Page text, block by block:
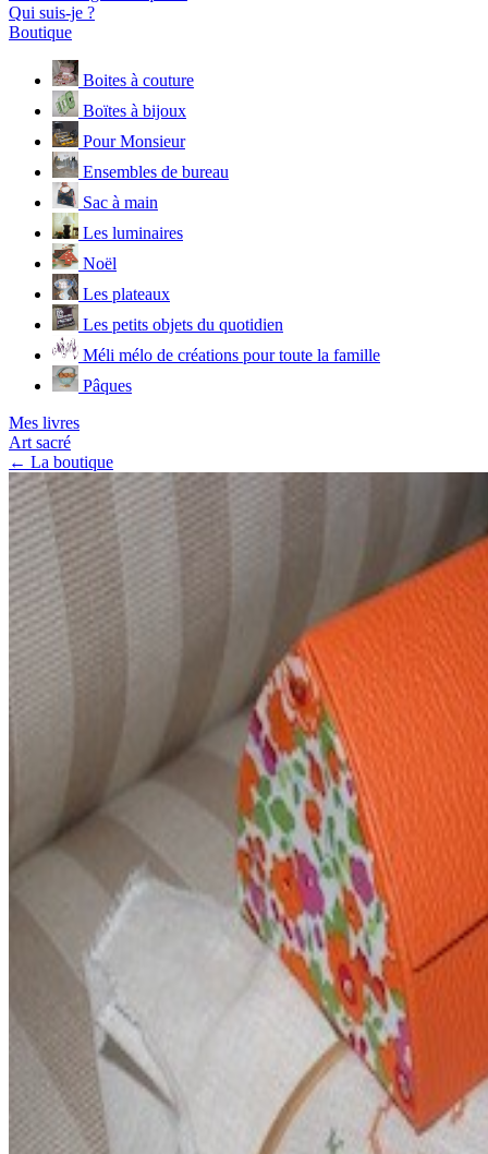
Qui suis-je ?
Boutique
Boites à couture
Boïtes à bijoux
Pour Monsieur
Ensembles de bureau
Sac à main
Les luminaires
Noël
Les plateaux
Les petits objets du quotidien
Méli mélo de créations pour toute la famille
Pâques
Mes livres
Art sacré
← La boutique